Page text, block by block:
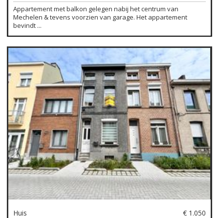
Appartement met balkon gelegen nabij het centrum van
Mechelen & tevens voorzien van garage. Het appartement
bevindt ...
Huis € 1.050